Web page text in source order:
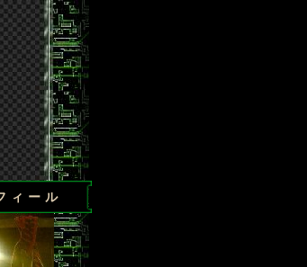
・・・ 次節の試合／J1第24節 浦和－清
ィール